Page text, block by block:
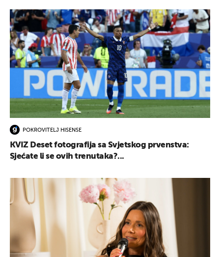
POKROVITELJ HISENSE
KVIZ Deset fotografija sa Svjetskog prvenstva:
Sjećate li se ovih trenutaka?...